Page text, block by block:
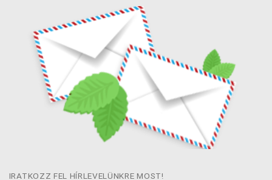
IRATKOZZ FEL HÍRLEVELÜNKRE MOST!